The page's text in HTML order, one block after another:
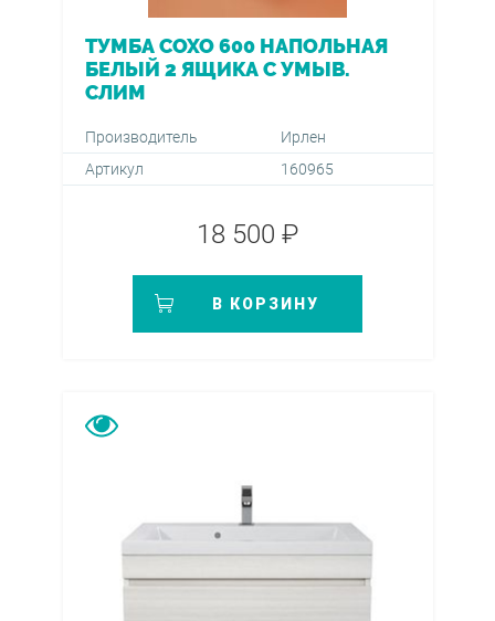
ТУМБА СОХО 600 НАПОЛЬНАЯ
БЕЛЫЙ 2 ЯЩИКА С УМЫВ.
СЛИМ
Производитель
Ирлен
Артикул
160965
18 500 ₽
В КОРЗИНУ